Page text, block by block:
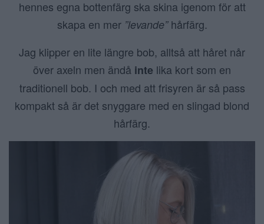
hennes egna bottenfärg ska skina igenom för att
skapa en mer ”levande”hårfärg.
Jag klipper en lite längre bob, alltså att håret når
över axeln men ändå inte lika kort som en
traditionell bob. I och med att frisyren är så pass
kompakt så är det snyggare med en slingad blond
hårfärg.